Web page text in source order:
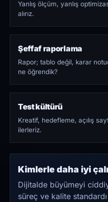
Yanlış ölçüm, yanlış
alırız.
Şeffaf raporlama
Rapor; tablo değil, karar
ne öğrendik?
Test kültürü
Kreatif, hedefleme, açılış
ilerleriz.
Kimlerle daha iyi
Dijitalde büyümeyi
süreç ve kalite